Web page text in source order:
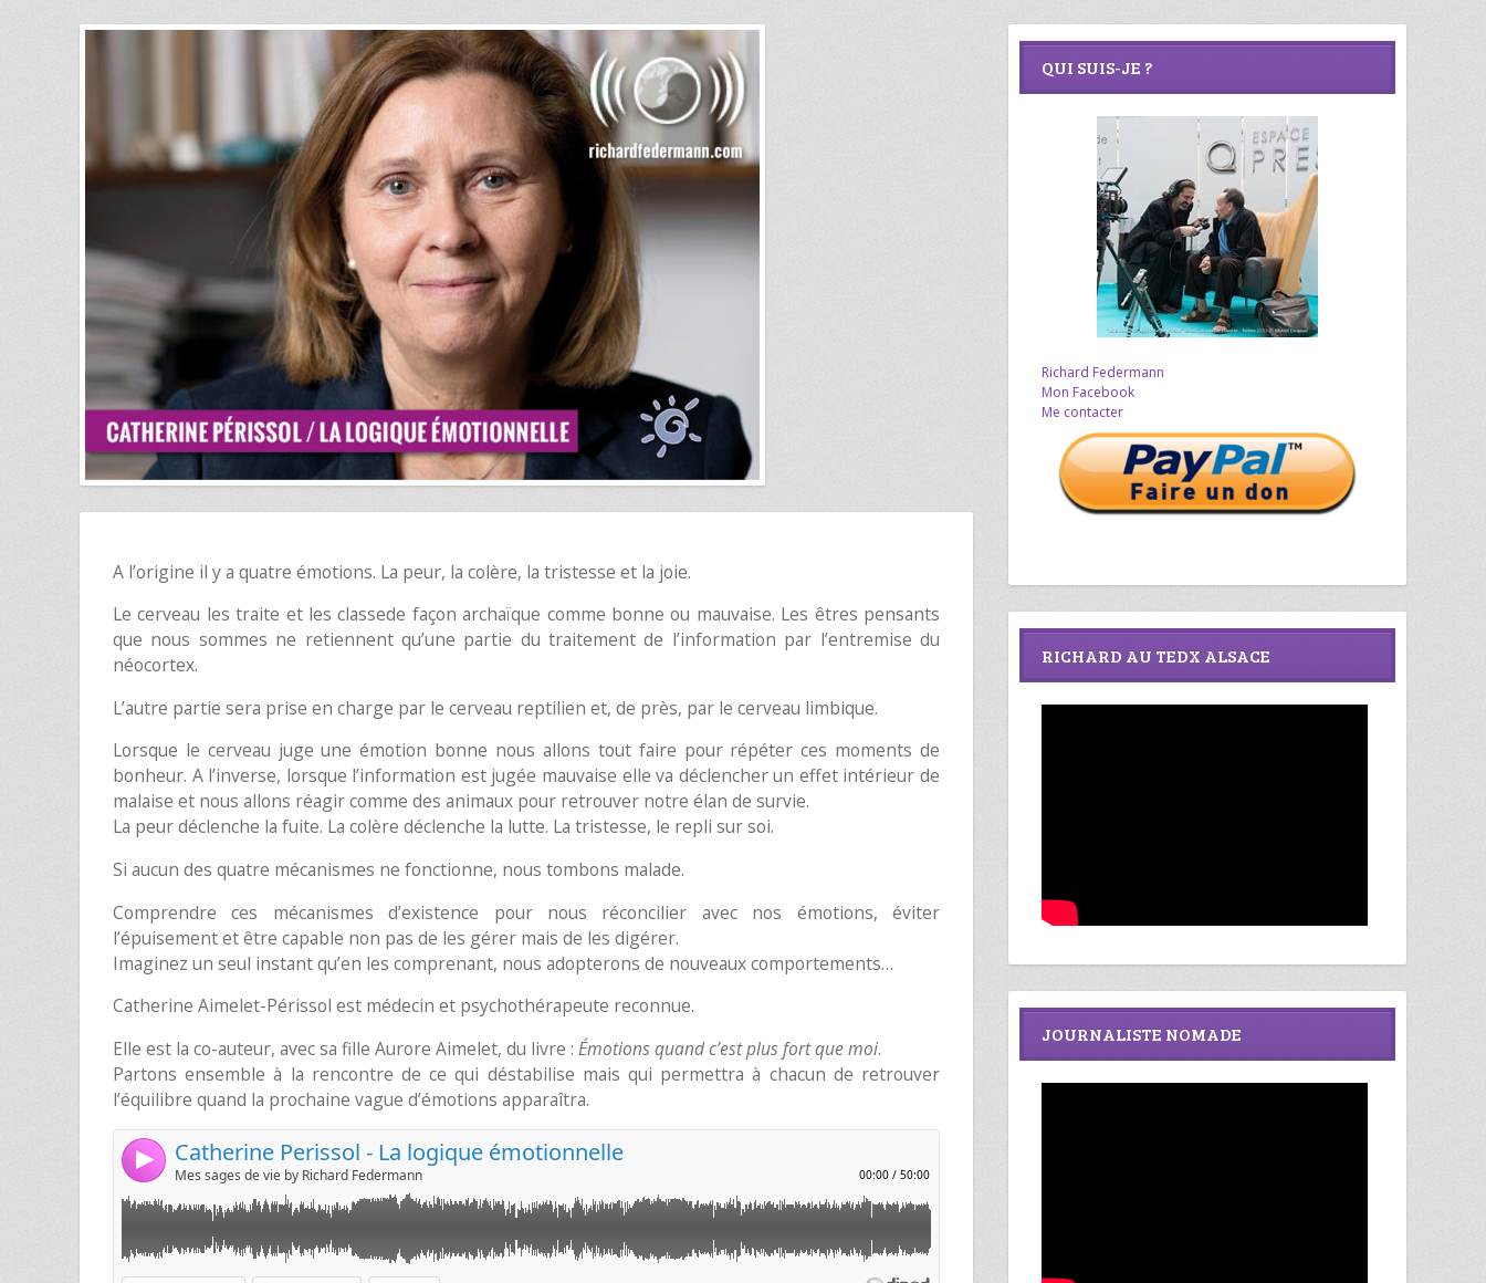
A l’origine il y a quatre émotions. La peur, la colère, la tristesse et la joie.
Le cerveau les traite et les classede façon archaïque comme bonne ou mauvaise. Les êtres pensants
que nous sommes ne retiennent qu’une partie du traitement de l’information par l’entremise du
néocortex.
L’autre partie sera prise en charge par le cerveau reptilien et, de près, par le cerveau limbique.
Lorsque le cerveau juge une émotion bonne nous allons tout faire pour répéter ces moments de
bonheur. A l’inverse, lorsque l’information est jugée mauvaise elle va déclencher un effet intérieur de
malaise et nous allons réagir comme des animaux pour retrouver notre élan de survie.
La peur déclenche la fuite. La colère déclenche la lutte. La tristesse, le repli sur soi.
Si aucun des quatre mécanismes ne fonctionne, nous tombons malade.
Comprendre ces mécanismes d’existence pour nous réconcilier avec nos émotions, éviter
l’épuisement et être capable non pas de les gérer mais de les digérer.
Imaginez un seul instant qu’en les comprenant, nous adopterons de nouveaux comportements…
Catherine Aimelet-Périssol est médecin et psychothérapeute reconnue.
Elle est la co-auteur, avec sa fille Aurore Aimelet, du livre : Émotions quand c’est plus fort que moi.
Partons ensemble à la rencontre de ce qui déstabilise mais qui permettra à chacun de retrouver
l’équilibre quand la prochaine vague d’émotions apparaîtra.
QUI SUIS-JE ?
Richard Federmann
Mon Facebook
Me contacter
RICHARD AU TEDX ALSACE
JOURNALISTE NOMADE